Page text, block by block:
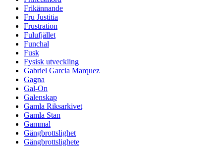
Frikännande
Fru Justitia
Frustration
Fulufjället
Funchal
Fusk
Fysisk utveckling
Gabriel Garcia Marquez
Gagna
Gal-On
Galenskap
Gamla Riksarkivet
Gamla Stan
Gammal
Gängbrottslighet
Gängbrottslighete